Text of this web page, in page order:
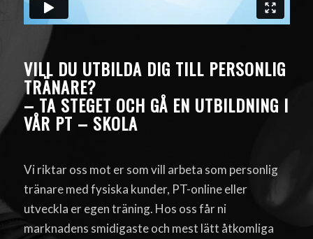
VILL DU UTBILDA DIG TILL PERSONLIG
TRÄNARE?
– TA STEGET OCH GÅ EN UTBILDNING I
VÅR PT – SKOLA
Vi riktar oss mot er som vill arbeta som personlig
tränare med fysiska kunder, PT-online eller
utveckla er egen träning. Hos oss får ni
marknadens smidigaste och mest lätt åtkomliga